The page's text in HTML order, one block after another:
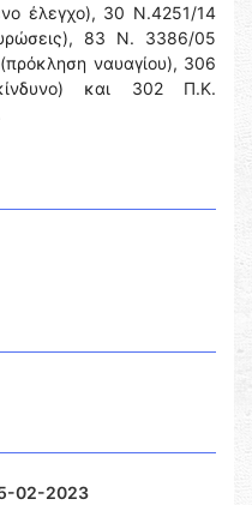
έλεγχο), 30 Ν.4251/14
83 Ν. 3386/05
ναυαγίου), 306
και 302 Π.Κ.
02-2023